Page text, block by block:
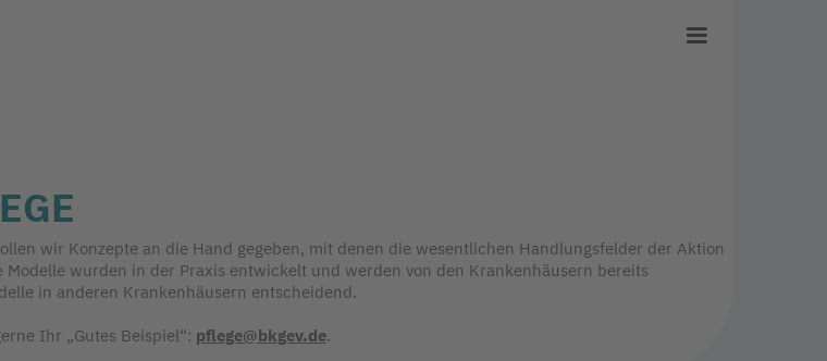
wir Konzepte an die Hand gegeben, mit denen die wesentlichen Handlungsfelder der Aktion
wurden in der Praxis entwickelt und werden von den Krankenhäusern bereits
in anderen Krankenhäusern entscheidend.
Ihr „Gutes Beispiel“: pflege@bkgev.de.